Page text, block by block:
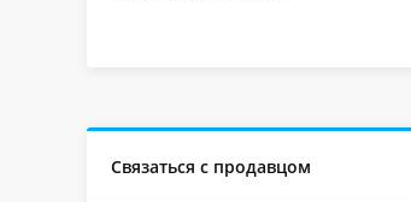
Связаться с продавцом